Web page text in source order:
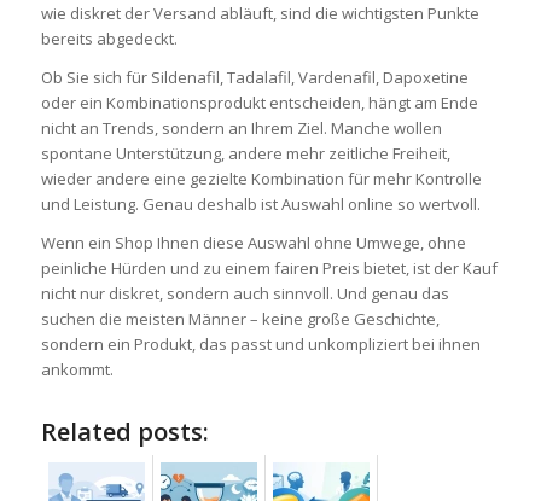
wie diskret der Versand abläuft, sind die wichtigsten Punkte
bereits abgedeckt.
Ob Sie sich für Sildenafil, Tadalafil, Vardenafil, Dapoxetine
oder ein Kombinationsprodukt entscheiden, hängt am Ende
nicht an Trends, sondern an Ihrem Ziel. Manche wollen
spontane Unterstützung, andere mehr zeitliche Freiheit,
wieder andere eine gezielte Kombination für mehr Kontrolle
und Leistung. Genau deshalb ist Auswahl online so wertvoll.
Wenn ein Shop Ihnen diese Auswahl ohne Umwege, ohne
peinliche Hürden und zu einem fairen Preis bietet, ist der Kauf
nicht nur diskret, sondern auch sinnvoll. Und genau das
suchen die meisten Männer – keine große Geschichte,
sondern ein Produkt, das passt und unkompliziert bei ihnen
ankommt.
Related posts: